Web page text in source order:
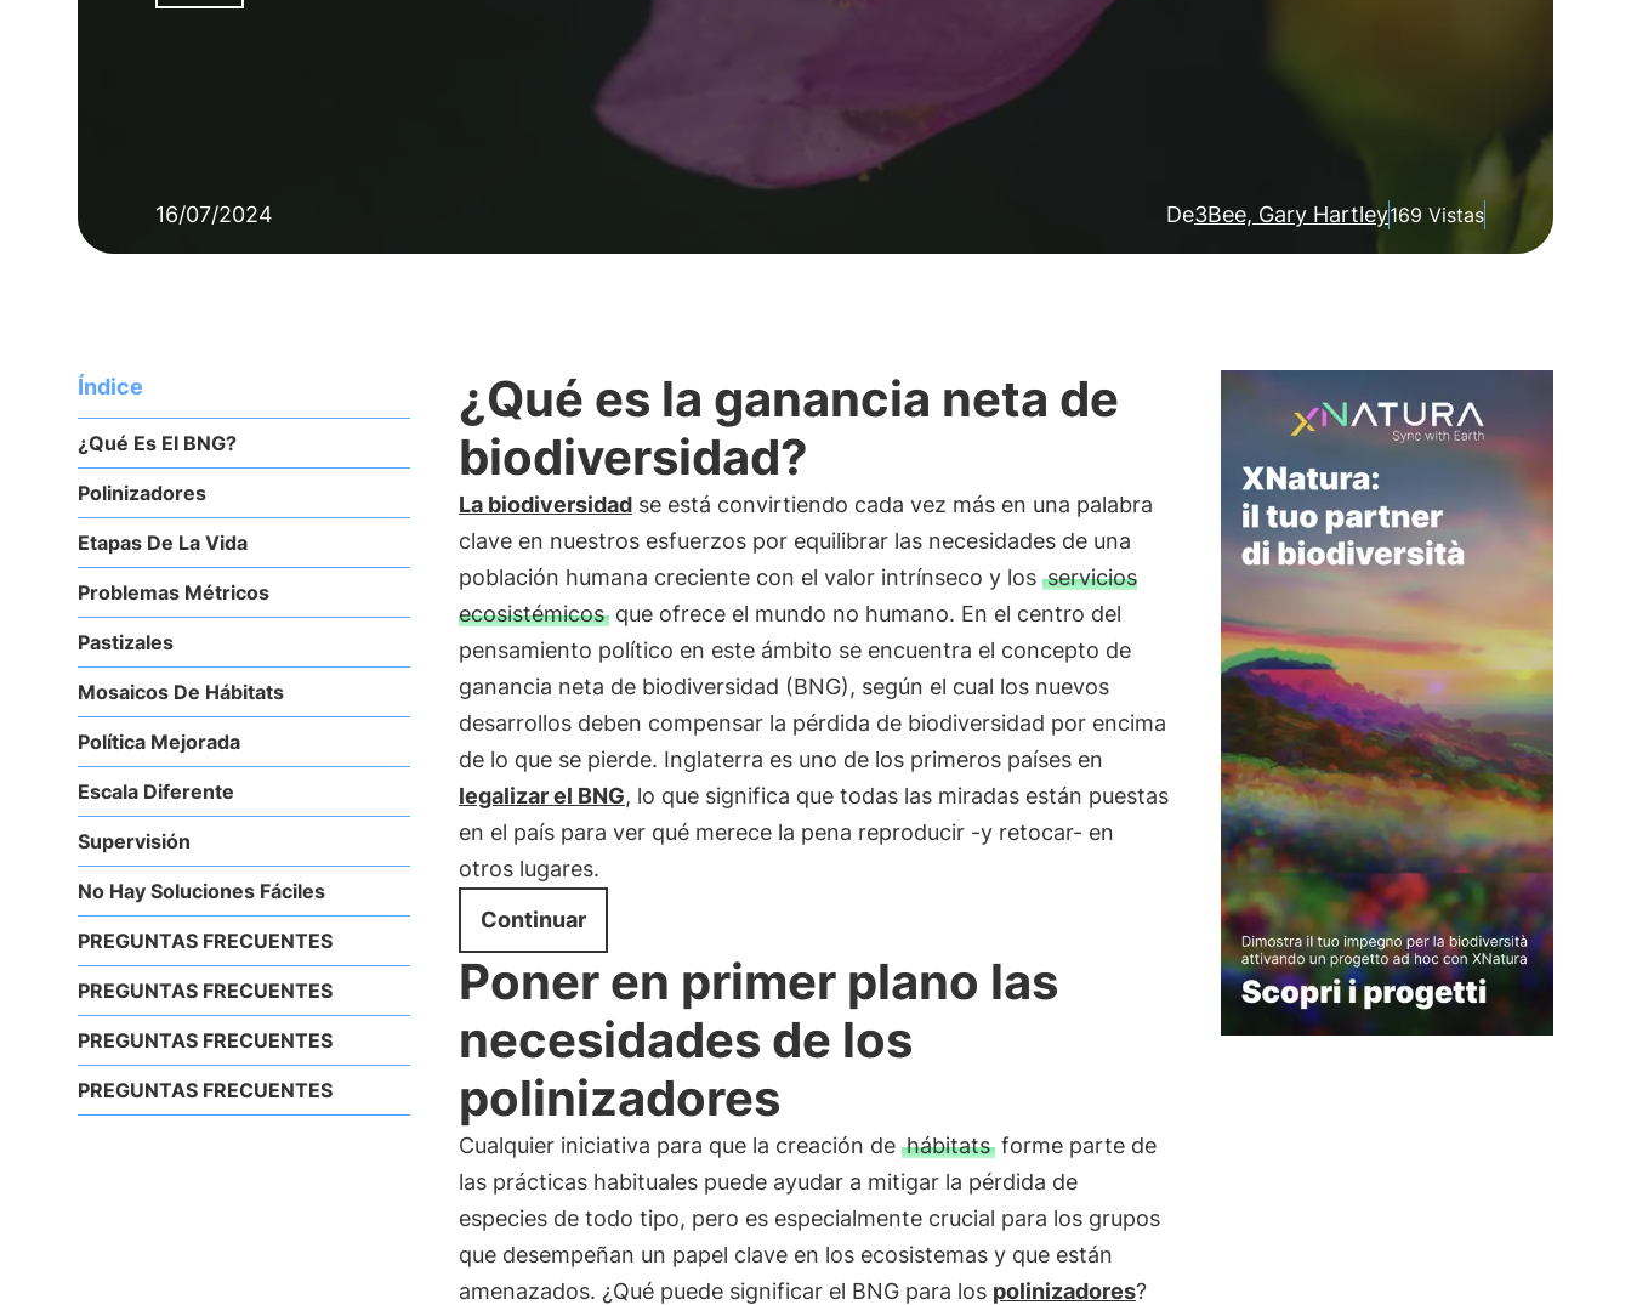
16/07/2024 De3Bee, Gary Hartley169 Vistas
Índice
¿Qué Es El BNG?
Polinizadores
Etapas De La Vida
Problemas Métricos
Pastizales
Mosaicos De Hábitats
Política Mejorada
Escala Diferente
Supervisión
No Hay Soluciones Fáciles
PREGUNTAS FRECUENTES
PREGUNTAS FRECUENTES
PREGUNTAS FRECUENTES
PREGUNTAS FRECUENTES
¿Qué es la ganancia neta de
biodiversidad?
La biodiversidadse está convirtiendo cada vez más en una palabra
clave en nuestros esfuerzos por equilibrar las necesidades de una
población humana creciente con el valor intrínseco y los servicios
ecosistémicosque ofrece el mundo no humano. En el centro del
pensamiento político en este ámbito se encuentra el concepto de
ganancia neta de biodiversidad (BNG), según el cual los nuevos
desarrollos deben compensar la pérdida de biodiversidad por encima
de lo que se pierde. Inglaterra es uno de los primeros países en
legalizar el BNG, lo que significa que todas las miradas están puestas
en el país para ver qué merece la pena reproducir -y retocar- en
otros lugares.
Continuar
Poner en primer plano las
necesidades de los
polinizadores
Cualquier iniciativa para que la creación de hábitatsforme parte de
las prácticas habituales puede ayudar a mitigar la pérdida de
especies de todo tipo, pero es especialmente crucial para los grupos
que desempeñan un papel clave en los ecosistemas y que están
amenazados. ¿Qué puede significar el BNG para los polinizadores?